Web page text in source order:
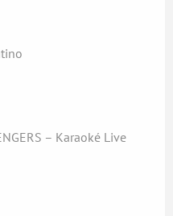
– Karaoké Live